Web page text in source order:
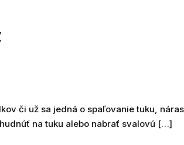
či už sa jedná o spaľovanie tuku,
na tuku alebo nabrať svalovú […]